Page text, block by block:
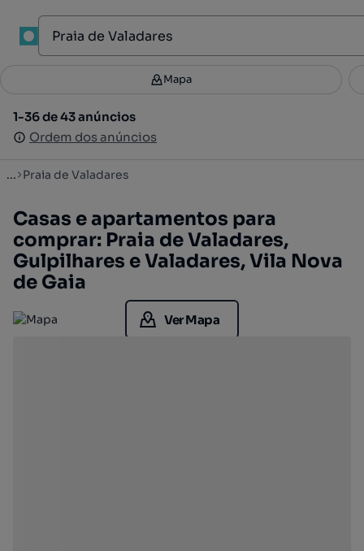
Filtros 1
1-36 de 43 anúncios
Ordem dos anúncios
Mapa
1-36 de 43 anúncios
Ordem dos anúncios
... Praia de Valadares
Casas e apartamentos para
comprar: Praia de Valadares,
Gulpilhares e Valadares, Vila Nova
de Gaia
Ver Mapa